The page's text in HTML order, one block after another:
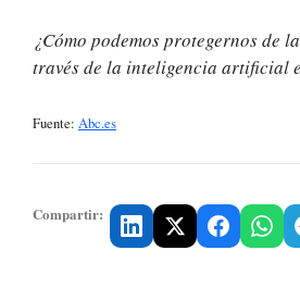
¿Cómo podemos protegernos de
través de la inteligencia artificial
Fuente: Abc.es
Compartir: